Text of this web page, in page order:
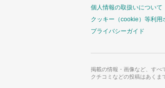
個人情報の取扱いについて
クッキー（cookie）等利用
プライバシーガイド
掲載の情報・画像など、すべ
クチコミなどの投稿はあくま